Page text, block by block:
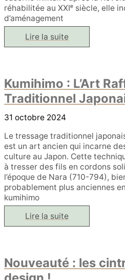
réhabilitée au XXIᵉ siècle, elle
d’aménagement
Du
Couvent
à
Renaissance
de
la
Caserne
des
Minimes,
lieu
textile
à
Paris
Lire la suite
Kumihimo : L’Art
Traditionnel
31 octobre 2024
Le tressage traditionnel
est un art ancien qui incarne
culture au Japon. Cette
à tresser des fils en cordons
l’époque de Nara (710-794),
probablement plus anciennes
kumihimo
Kumihimo
:
L’Art
Traditionnel
Japonais
Lire la suite
Nouveauté : les